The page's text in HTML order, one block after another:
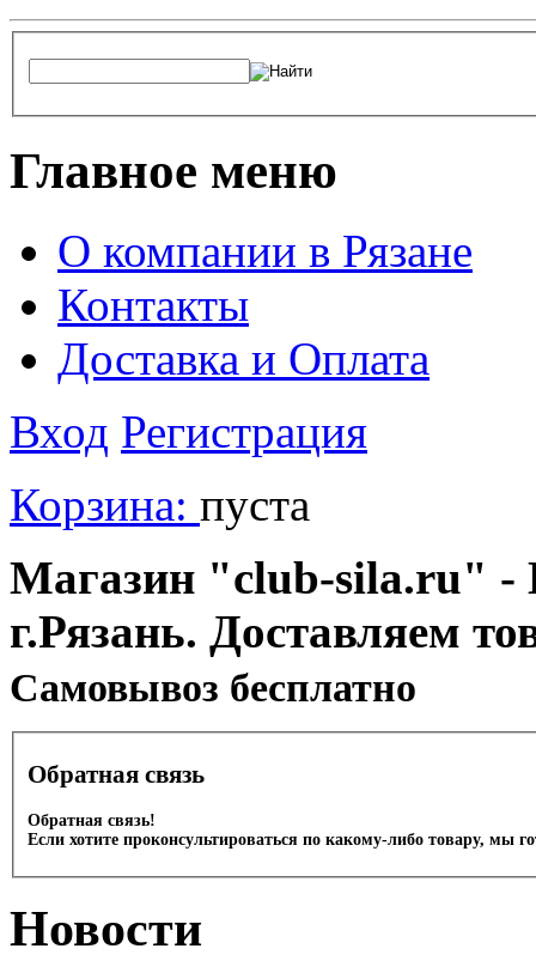
Главное меню
О компании в Рязане
Контакты
Доставка и Оплата
Вход Регистрация
Корзина: пуста
Магазин "club-sila.ru" -
г.Рязань. Доставляем
Cамовывоз бесплатно
Обратная связь
Обратная связь!
Если хотите проконсультироваться по какому-либо товару, мы
Новости